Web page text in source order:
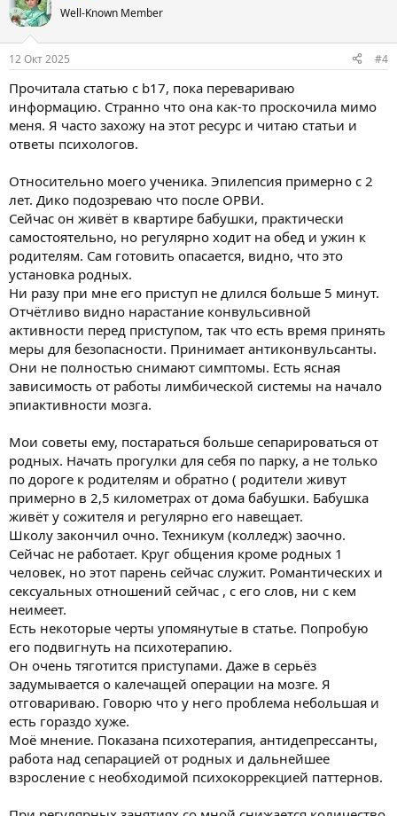
ц
и
Well-Known Member
12 Окт 2025 #4
Прочитала статью с b17, пока перевариваю
информацию. Странно что она как-то проскочила мимо
меня. Я часто захожу на этот ресурс и читаю статьи и
ответы психологов.
Относительно моего ученика. Эпилепсия примерно с 2
лет. Дико подозреваю что после ОРВИ.
Сейчас он живёт в квартире бабушки, практически
самостоятельно, но регулярно ходит на обед и ужин к
родителям. Сам готовить опасается, видно, что это
установка родных.
Ни разу при мне его приступ не длился больше 5 минут.
Отчётливо видно нарастание конвульсивной
активности перед приступом, так что есть время принять
меры для безопасности. Принимает антиконвульсанты.
Они не полностью снимают симптомы. Есть ясная
зависимость от работы лимбической системы на начало
эпиактивности мозга.
Мои советы ему, постараться больше сепарироваться от
родных. Начать прогулки для себя по парку, а не только
по дороге к родителям и обратно ( родители живут
примерно в 2,5 километрах от дома бабушки. Бабушка
живёт у сожителя и регулярно его навещает.
Школу закончил очно. Техникум (колледж) заочно.
Сейчас не работает. Круг общения кроме родных 1
человек, но этот парень сейчас служит. Романтических и
сексуальных отношений сейчас , с его слов, ни с кем
неимеет.
Есть некоторые черты упомянутые в статье. Попробую
его подвигнуть на психотерапию.
Он очень тяготится приступами. Даже в серьёз
задумывается о калечащей операции на мозге. Я
отговариваю. Говорю что у него проблема небольшая и
есть гораздо хуже.
Моё мнение. Показана психотерапия, антидепрессанты,
работа над сепарацией от родных и дальнейшее
взросление с необходимой психокоррекцией паттернов.